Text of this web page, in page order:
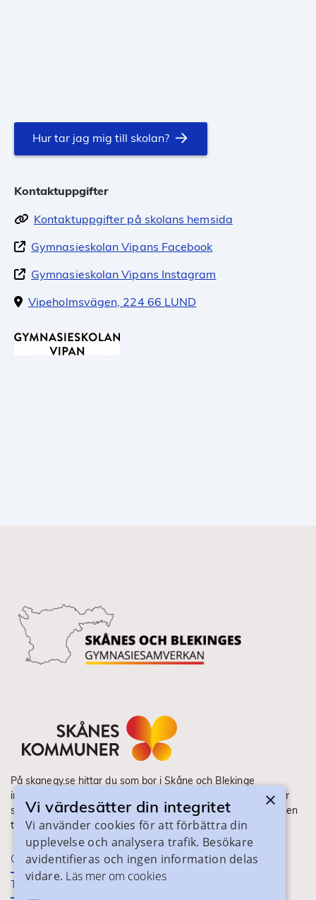
Hur tar jag mig till skolan?
Kontaktuppgifter
Kontaktuppgifter på skolans hemsida
Gymnasieskolan Vipans Facebook
Gymnasieskolan Vipans Instagram
Vipeholmsvägen, 224 66 LUND
På skanegy.se hittar du som bor i Skåne och Blekinge
information om ditt gymnasieval. Här ser du vilka utbildningar
som finns och hur ansökan och antagning går till. Webbplatsen
tillhandahålls av Skånes Kommuner.
Om webbplatsen
Tillgänglighet
×
Vi värdesätter din integritet
Vi använder cookies för att förbättra din
upplevelse och analysera trafik. Besökare
avidentifieras och ingen information delas
vidare. Läs mer om cookies